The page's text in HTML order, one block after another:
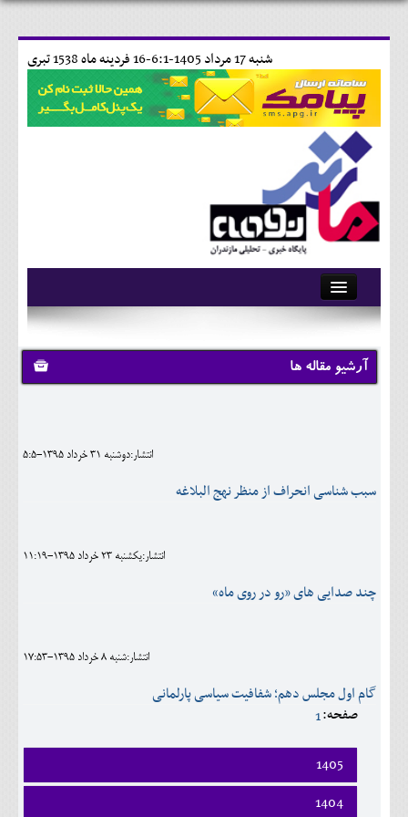
16 فردينه ماه 1538 تبری شنبه 17 مرداد 1405-6:1-
آرشیو
تماس با ما
وبلاگ
کلینیک
خانه
آرشیو مقاله ها
انتشار:دوشنبه 31 خرداد 1395-5:5
سبب شناسی انحراف از منظر نهج البلاغه
انتشار:يکشنبه 23 خرداد 1395-11:19
چند صدایی های «رو در روی ماه»
انتشار:شنبه 8 خرداد 1395-17:53
گام اول مجلس دهم؛ شفافیت سیاسی پارلمانی
صفحه:1
1405
فروردين
1404